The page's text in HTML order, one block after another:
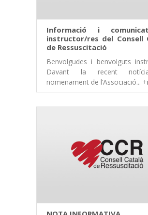
Informació i
instructor/res del Consell
de Ressuscitació
Benvolgudes i benvolguts
Davant la recent
nomenament de l’Associació...